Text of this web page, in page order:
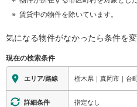
賃貸中の物件を除いています。
気になる物件がなかったら条件を
現在の検索条件
エリア/路線 栃木県｜真岡市｜台
詳細条件 指定なし